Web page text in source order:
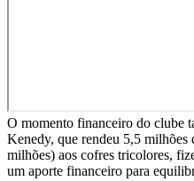
O momento financeiro do clube
Kenedy, que rendeu 5,5 milhões
milhões) aos cofres tricolores,
um aporte financeiro para